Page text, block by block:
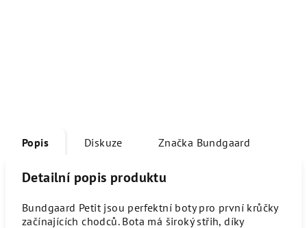
Popis Diskuze Značka Bundgaard
Detailní popis produktu
Bundgaard Petit jsou perfektní boty pro první krůčky
začínajících chodců. Bota má široký střih, díky